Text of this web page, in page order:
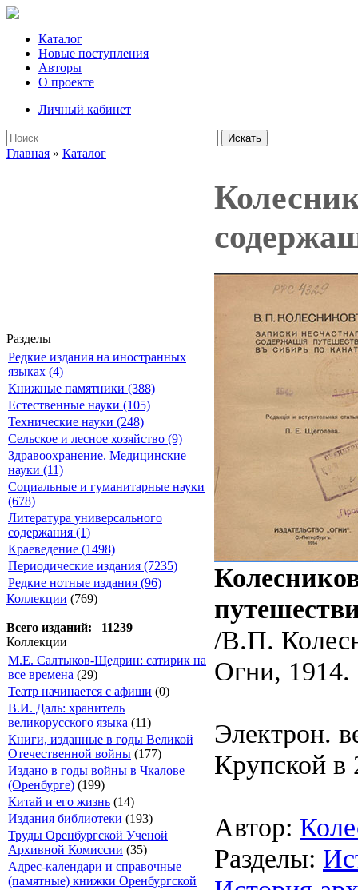
Каталог
Новые поступления
Авторы
О проекте
Личный кабинет
Искать
Главная » Каталог
Разделы
Редкие издания на иностранных
языках (4)
Книжные памятники (388)
Естественные науки (105)
Технические науки (248)
Сельское и лесное хозяйство (9)
Здравоохранение. Медицинские
науки (11)
Социальные и гуманитарные науки
(678)
Литература универсального
содержания (1)
Краеведение (1498)
Периодические издания (7235)
Редкие нотные издания (96)
Коллекции (769)
Всего изданий: 11239
Коллекции
М.Е. Салтыков-Щедрин: сатирик на
все времена (29)
Театр начинается с афиши (0)
В.И. Даль: хранитель
великорусского языка (11)
Книги, изданные в годы Великой
Отечественной войны (177)
Издано в годы войны в Чкалове
(Оренбурге) (199)
Китай и его жизнь (14)
Издания библиотеки (193)
Труды Оренбургской Ученой
Архивной Комиссии (35)
Адрес-календари и справочные
(памятные) книжки Оренбургской
/В.П.
Огни, 1914.
Электрон.
Крупской в
Автор:
Разделы: